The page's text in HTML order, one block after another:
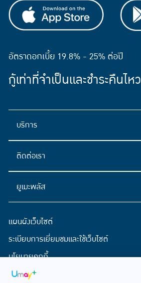
อัตราดอกเบี้ย 19.8% - 25% ต่อปี
กู้เท่าที่จำเป็นและชำระคืนไหว
บริการ
ติดต่อเรา
ยูเมะพลัส
แผนผังเว็บไซต์
ระเบียบการเยี่ยมชมและใช้เว็บไซต์
นโยบายคุกกี้
ประกาศการคุ้มครองข้อมูลส่วนบุคคล